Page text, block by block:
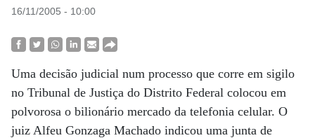
16/11/2005 - 10:00
Uma decisão judicial num processo que corre em sigilo
no Tribunal de Justiça do Distrito Federal colocou em
polvorosa o bilionário mercado da telefonia celular. O
juiz Alfeu Gonzaga Machado indicou uma junta de